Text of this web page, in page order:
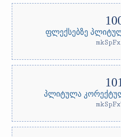
ფლექსებზე
პლიტულა